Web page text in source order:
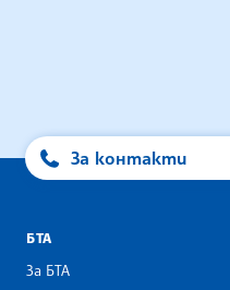
За контакти
БТА
За БТА